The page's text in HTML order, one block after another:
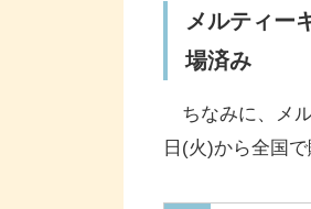
メルティー
場済み
ちなみに、メ
日(火)から全国